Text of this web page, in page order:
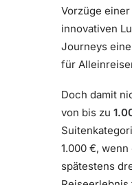
Vorzüge einer
innovativen
Journeys
für
Doch damit
von bis zu
1.000 €,
spätestens